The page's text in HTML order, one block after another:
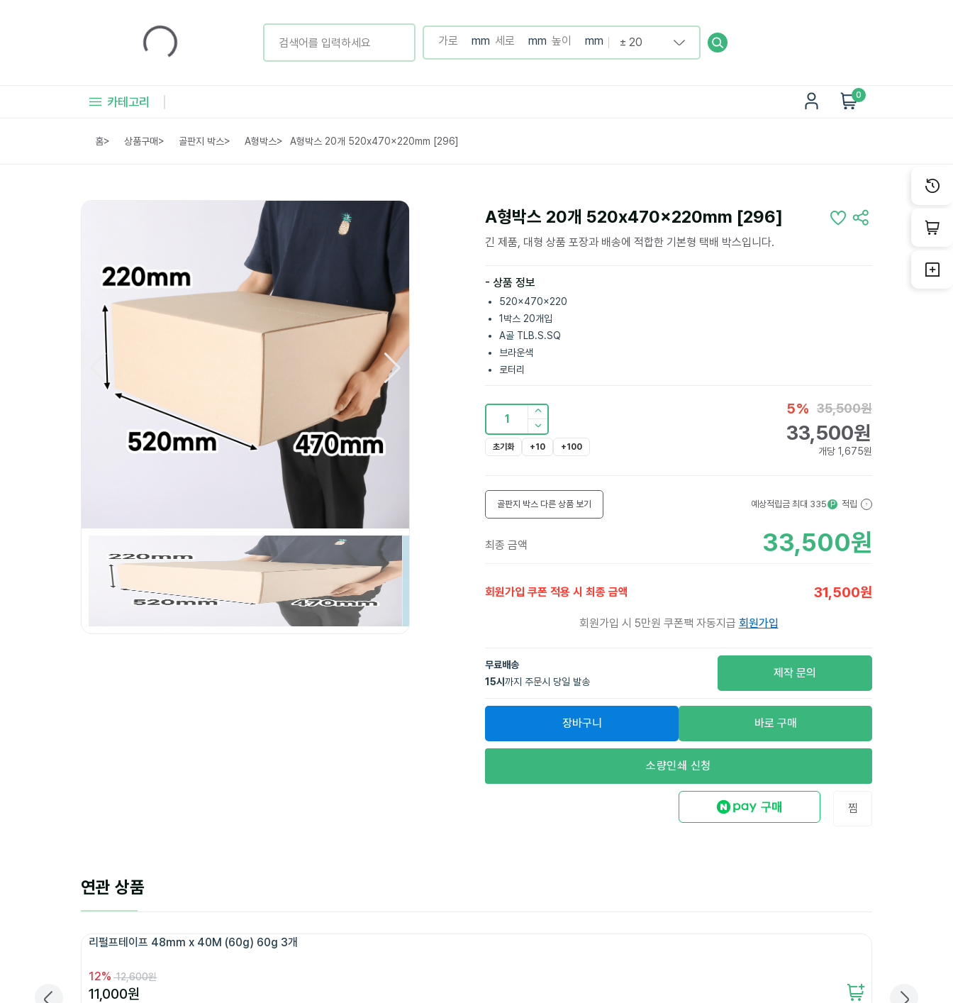
카테고리 0
홈> 상품구매> 골판지 박스> A형박스> A형박스 20개 520x470x220mm [296]
A형박스 20개 520x470x220mm [296]
긴 제품, 대형 상품 포장과 배송에 적합한 기본형 택배 박스입니다.
- 상품 정보
520x470x220
1박스 20개입
A골 TLB.S.SQ
브라운색
로터리
1
초기화 +10 +100
5% 35,500원
33,500원
개당 1,675원
골판지 박스 다른 상품 보기 예상적립금 최대 335 P 적립 ?
최종 금액 33,500원
회원가입 쿠폰 적용 시 최종 금액 31,500원
회원가입 시 5만원 쿠폰팩 자동지급 회원가입
무료배송
15시 까지 주문시 당일 발송
제작 문의
장바구니 바로 구매
소량인쇄 신청
찜
연관 상품
12% 12,600원
11,000원 11,000